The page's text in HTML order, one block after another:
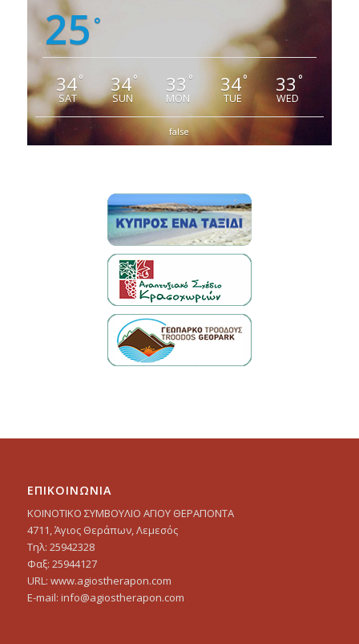
25 °
34°
SAT
34°
SUN
33 °
MON
34°
TUE
33 °
WED
false
ΕΠΙΚΟΙΝΩΝΙΑ
ΚΟΙΝΟΤΙΚΟ ΣΥΜΒΟΥΛΙΟ ΑΓΙΟΥ ΘΕΡΑΠΟΝΤΑ
4711, Άγιος Θεράπων, Λεμεσός
Τηλ: 25942328
Φαξ: 25944127
URL: www.agiostherapon.com
E-mail: info@agiostherapon.com